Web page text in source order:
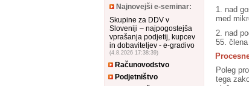
Najnovejši e-seminar:
Skupine za DDV v
Sloveniji – najpogostejša
vprašanja podjetij, kupcev
in dobaviteljev - e-gradivo
(4.8.2026 17:38:39)
Računovodstvo
Podjetništvo
1. nad
med
2. nad
55. člena
Poleg
tega